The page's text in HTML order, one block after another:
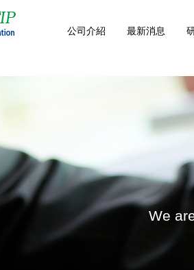
公司介紹 最新消息
We